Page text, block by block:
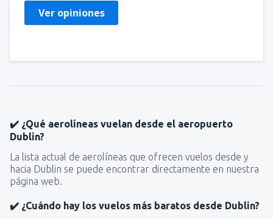
Ver opiniones
✔️ ¿Qué aerolíneas vuelan desde el aeropuerto
Dublin?
La lista actual de aerolíneas que ofrecen vuelos desde y
hacia Dublin se puede encontrar directamente en nuestra
página web.
✔️ ¿Cuándo hay los vuelos más baratos desde Dublin?